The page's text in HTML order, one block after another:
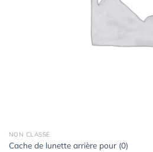
NON CLASSÉ
Cache de lunette arrière pour (0)